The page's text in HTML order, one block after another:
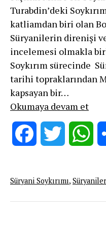
Turabdin’deki
katliamdan biri olan
Süryanilerin direnişi
incelemesi olmakla
Soykırım sürecinde
tarihi topraklarından
kapsayan bir…
Okumaya devam etBote
Facebook Twitter
Süryani Soykırımı, Süryaniler